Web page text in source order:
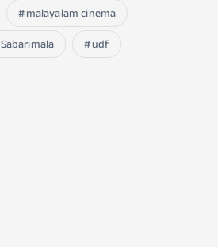
malayalam cinema
Sabarimala udf